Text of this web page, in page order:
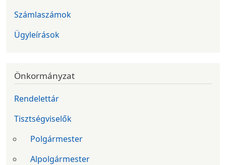
Számlaszámok
Ügyleírások
Önkormányzat
Rendelettár
Tisztségviselők
Polgármester
Alpolgármester